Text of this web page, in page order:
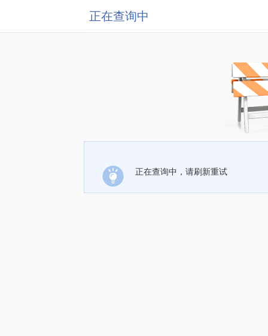
正在查询中
正在查询中，请刷新重试